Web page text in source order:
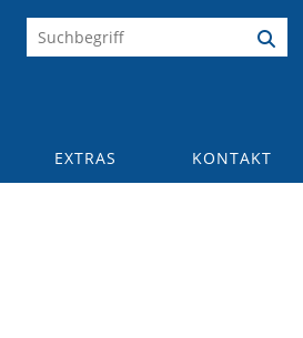
EXTRAS KONTAKT